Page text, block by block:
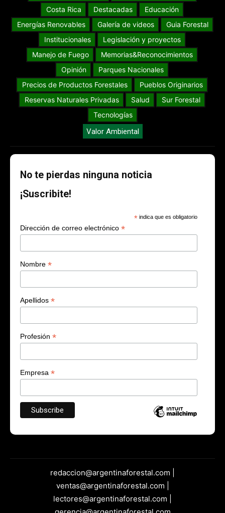
Costa Rica
Destacadas
Educación
Energías Renovables
Galería de videos
Guia Forestal
Institucionales
Legislación y proyectos
Manejo de Fuego
Memorias&Reconocimientos
Opinión
Parques Nacionales
Precios de Productos Forestales
Pueblos Originarios
Reservas Naturales Privadas
Salud
Sur Forestal
Tecnologías
Valor Ambiental
No te pierdas ninguna noticia
¡Suscribite!
* indica que es obligatorio
Dirección de correo electrónico *
Nombre *
Apellidos *
Profesión *
Empresa *
redaccion@argentinaforestal.com |
ventas@argentinaforestal.com |
lectores@argentinaforestal.com |